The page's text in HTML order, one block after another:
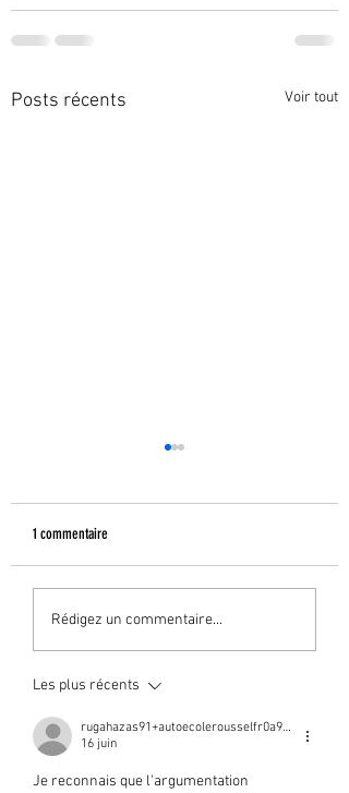
Posts récents Voir tout
1 commentaire
Rédigez un commentaire...
Les plus récents
rugahazas91+autoecolerousselfr0a991d
16 juin
Je reconnais que l'argumentation